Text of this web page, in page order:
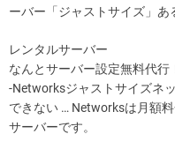
ーバー「ジャストサイズ」
レンタルサーバー
なんとサーバー設定無料代
-Networksジャストサイズネ
できない … Networksは月額
サーバーです。